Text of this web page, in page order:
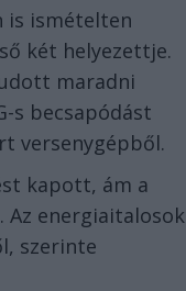
is ismételten
két helyezettje.
maradni
s becsapódást
versenygépből.
kapott, ám a
Az energiaitalosok
szerinte